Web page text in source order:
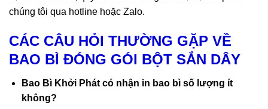
chúng tôi qua hotline hoặc Zalo.
CÁC CÂU HỎI THƯỜNG GẶP VỀ
BAO BÌ ĐÓNG GÓI BỘT SẮN DÂY
Bao Bì Khởi Phát có nhận in bao bì số lượng ít
không?